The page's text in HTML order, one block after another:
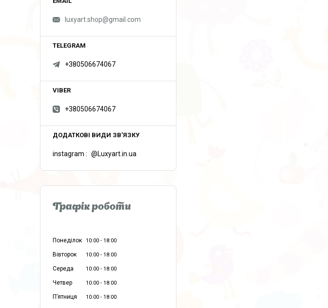
luxyart.shop@gmail.com
+380506674067
+380506674067
instagram @Luxyart.in.ua
Графік роботи
Понеділок 10:00 18:00
Вівторок 10:00 18:00
Середа 10:00 18:00
Четвер 10:00 18:00
Пʼятниця 10:00 18:00